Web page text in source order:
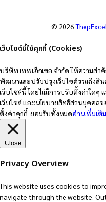
© 2026ThepExcel
เว็บไซต์นี้ใช้คุกกี้ (Cookies)
บริษัท เทพเอ็กเซล จำกัด ให้ความส
พัฒนาและปรับปรุงเว็บไซต์รวมถึงสิน
เว็บไซต์นี้ โดยไม่มีการปรับตั้งค่าใด
เว็บไซต์ และนโยบายสิทธิส่วนบุคคลข
ตั้งค่าคุกกี้ ยอมรับทั้งหมดอ่านเพิ่มเติม
Close
Privacy Overview
This website uses cookies to
navigate through the website.